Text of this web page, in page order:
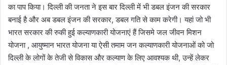
का पाप किया। दिल्ली की जनता ने इस बार दिल्ली में भी डबल इंजन की सरकार
बनाई है और अब डबल इंजन की सरकार, डबल गति से काम करेगी। यहां जो भी
भारत सरकार की रुकी हुई कल्याणकारी योजनाएं हैं जिसमे जल जीवन मिशन
योजना , आयुष्मान भारत योजना या ऐसी तमाम जन कल्याणकारी योजनाओं को जो
दिल्ली के लोगों के तेजी से विकास और कल्याण के लिए आवश्यक थी, उन्हें लेकर